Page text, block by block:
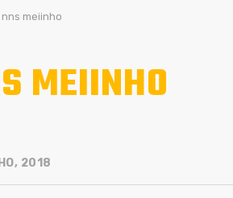
nns meiinho
MEIINHO
2018